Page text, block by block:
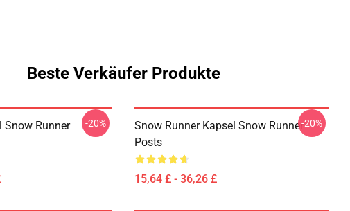
Beste Verkäufer Produkte
Snow Runner
-20%
Snow Runner Kapsel Snow Runner
Posts
15,64 £ - 36,26 £
-20%